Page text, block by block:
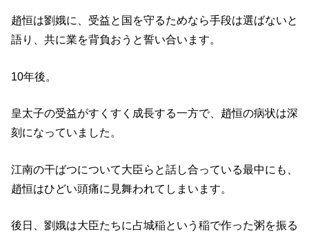
趙恒は劉娥に、受益と国を守るためなら手段は選ばないと
語り、共に業を背負おうと誓い合います。
10年後。
皇太子の受益がすくすく成長する一方で、趙恒の病状は深
刻になっていました。
江南の干ばつについて大臣らと話し合っている最中にも、
趙恒はひどい頭痛に見舞われてしまいます。
後日、劉娥は大臣たちに占城稲という稲で作った粥を振る